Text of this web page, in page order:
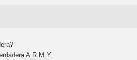
A.R.M.Y